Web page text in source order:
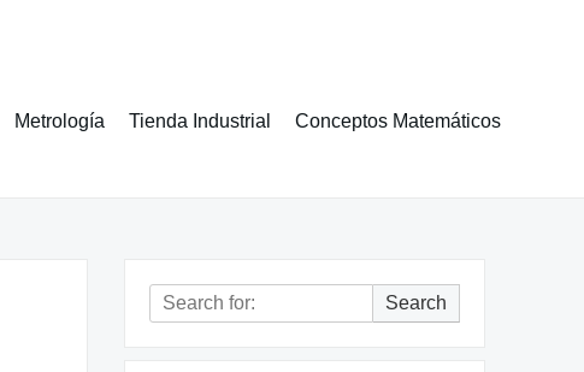
Metrología Tienda Industrial
Conceptos Matemáticos
Search
for:
Search